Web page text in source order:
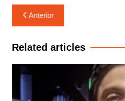
Navegação
de
Post
Anterior
Related articles